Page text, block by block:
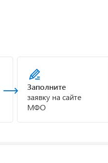
Заполните
заявку на сайте
МФО